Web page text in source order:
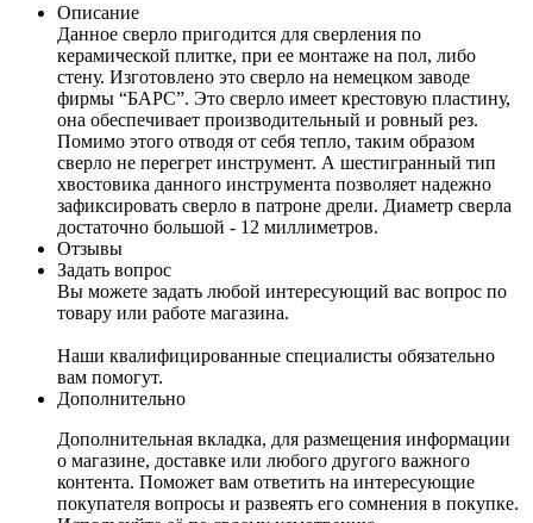
Описание
Данное сверло пригодится для сверления по
керамической плитке, при ее монтаже на пол, либо
стену. Изготовлено это сверло на немецком заводе
фирмы “БАРС”. Это сверло имеет крестовую пластину,
она обеспечивает производительный и ровный рез.
Помимо этого отводя от себя тепло, таким образом
сверло не перегрет инструмент. А шестигранный тип
хвостовика данного инструмента позволяет надежно
зафиксировать сверло в патроне дрели. Диаметр сверла
достаточно большой - 12 миллиметров.
Отзывы
Задать вопрос
Вы можете задать любой интересующий вас вопрос по
товару или работе магазина.
Наши квалифицированные специалисты обязательно
вам помогут.
Дополнительно
Дополнительная вкладка, для размещения информации
о магазине, доставке или любого другого важного
контента. Поможет вам ответить на интересующие
покупателя вопросы и развеять его сомнения в покупке.